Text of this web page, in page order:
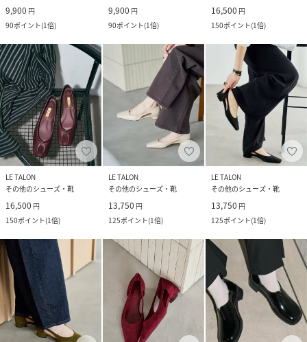
9,900 円
90ポイント(1倍)
9,900 円
90ポイント(1倍)
16,500 円
150ポイント(1倍)
LE TALON
その他のシューズ・靴
16,500 円
150ポイント(1倍)
LE TALON
その他のシューズ・靴
13,750 円
125ポイント(1倍)
LE TALON
その他のシューズ・靴
13,750 円
125ポイント(1倍)